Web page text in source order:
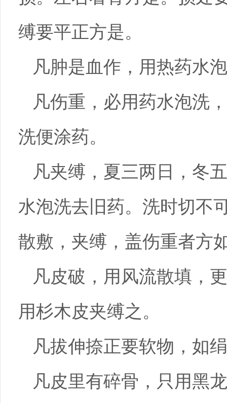
缚要平正方是。
凡肿是血作，用热药水
凡伤重，必用药水泡洗
洗便涂药。
凡夹缚，夏三两日，冬
水泡洗去旧药。洗时切不
散敷，夹缚，盖伤重者方
凡皮破，用风流散填，
用杉木皮夹缚之。
凡拔伸捺正要软物，如
凡皮里有碎骨，只用黑